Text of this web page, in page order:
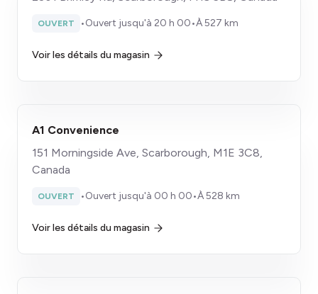
OUVERT •Ouvert jusqu'à 20 h 00•À 527 km
Voir les détails du magasin
A1 Convenience
151 Morningside Ave, Scarborough, M1E 3C8,
Canada
OUVERT •Ouvert jusqu'à 00 h 00•À 528 km
Voir les détails du magasin